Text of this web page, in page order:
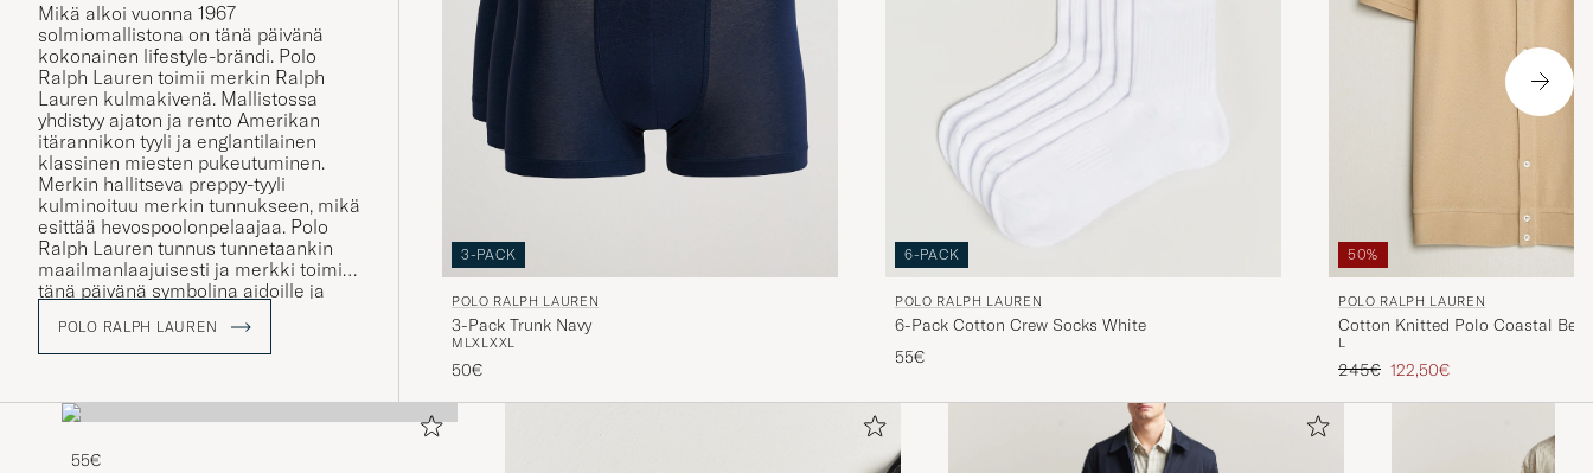
Mikä alkoi vuonna 1967
solmiomallistona on tänä päivänä
kokonainen lifestyle-brändi. Polo
Ralph Lauren toimii merkin Ralph
Lauren kulmakivenä. Mallistossa
yhdistyy ajaton ja rento Amerikan
itärannikon tyyli ja englantilainen
klassinen miesten pukeutuminen.
Merkin hallitseva preppy-tyyli
kulminoituu merkin tunnukseen, mikä
esittää hevospoolonpelaajaa. Polo
Ralph Lauren tunnus tunnetaankin
maailmanlaajuisesti ja merkki toimii
tänä päivänä symbolina aidoille ja
Mallistosta löytyy muun muassa
klassisia poolopaitoja ja
tyylikkäälle pukeutujalle.
POLO RALPH LAUREN
3-PACK
POLO RALPH LAUREN
3-Pack Trunk Navy
M LXL XXL
50€
6-PACK
POLO RALPH LAUREN
6-Pack Cotton Crew Socks White
55€
50%
POLO RALPH LAUREN
Cotton Knitted Polo Coastal
L
Tavallinen hinta
245€ Alennettu hinta
122,50€
55€